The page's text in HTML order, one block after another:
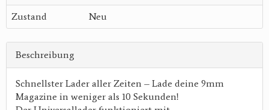
Zustand Neu
Beschreibung
Schnellster Lader aller Zeiten – Lade deine 9mm
Magazine in weniger als 10 Sekunden!